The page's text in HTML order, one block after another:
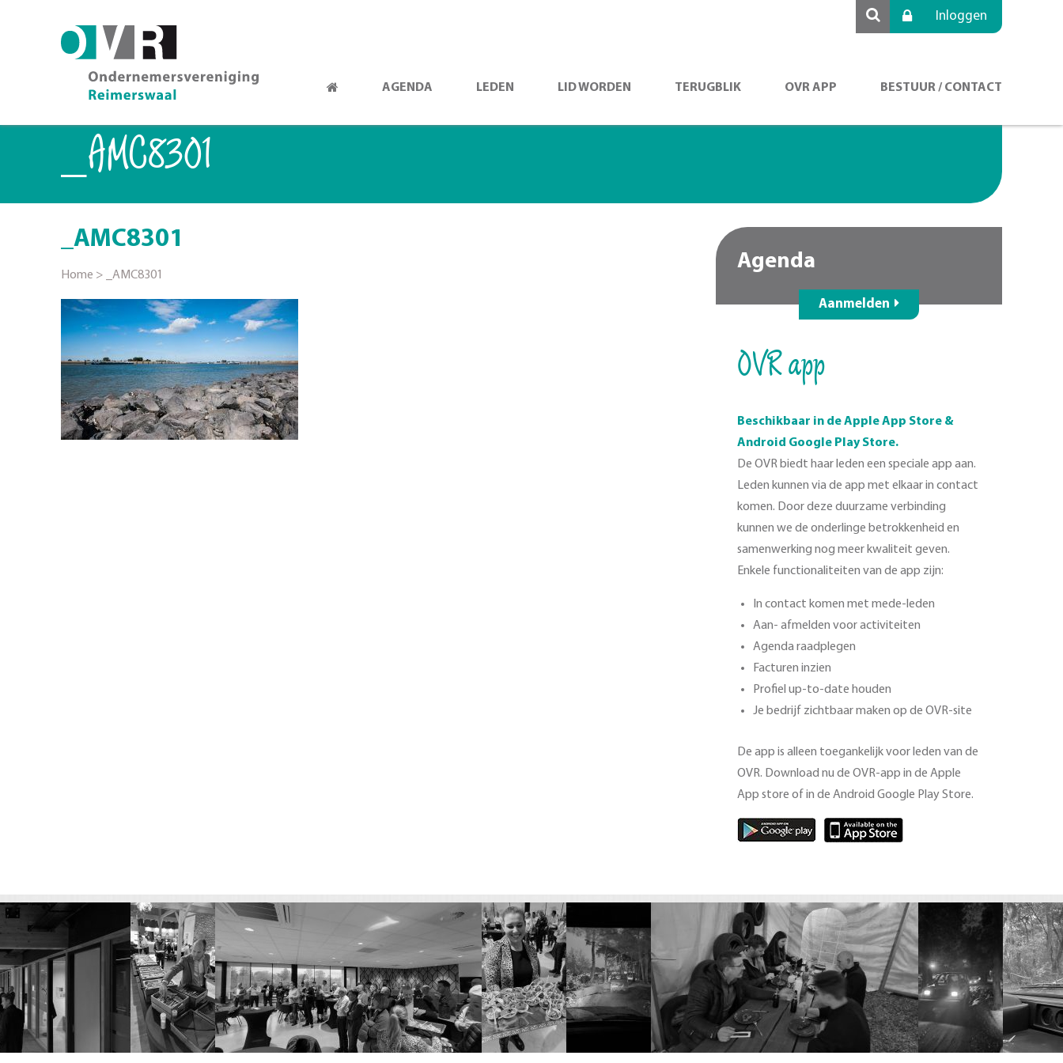
Inloggen
AGENDA LEDEN LID WORDEN TERUGBLIK OVR APP BESTUUR / CONTACT
_AMC8301
_AMC8301
Home > _AMC8301
Agenda
Aanmelden
OVR app
Beschikbaar in de Apple App Store &
Android Google Play Store.
De OVR biedt haar leden een speciale app aan.
Leden kunnen via de app met elkaar in contact
komen. Door deze duurzame verbinding
kunnen we de onderlinge betrokkenheid en
samenwerking nog meer kwaliteit geven.
Enkele functionaliteiten van de app zijn:
In contact komen met mede-leden
Aan- afmelden voor activiteiten
Agenda raadplegen
Facturen inzien
Profiel up-to-date houden
Je bedrijf zichtbaar maken op de OVR-site
De app is alleen toegankelijk voor leden van de
OVR. Download nu de OVR-app in de Apple
App store of in de Android Google Play Store.